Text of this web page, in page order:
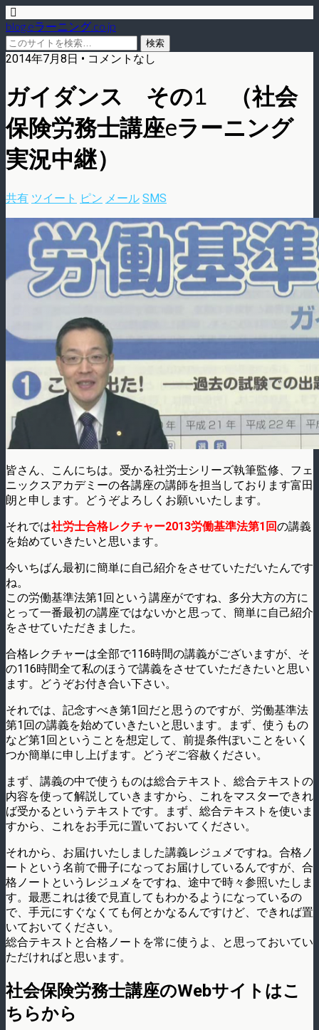
blog.eラーニング.co.jp
2014年7月8日 • コメントなし
ガイダンス その1 （社会
保険労務士講座eラーニング
実況中継）
共有 ツイート ピン メール SMS
皆さん、こんにちは。受かる社労士シリーズ執筆監修、フェ
ニックスアカデミーの各講座の講師を担当しております富田
朗と申します。どうぞよろしくお願いいたします。
それでは社労士合格レクチャー2013労働基準法第1回の講義
を始めていきたいと思います。
今いちばん最初に簡単に自己紹介をさせていただいたんです
ね。
この労働基準法第1回という講座がですね、多分大方の方に
とって一番最初の講座ではないかと思って、簡単に自己紹介
をさせていただきました。
合格レクチャーは全部で116時間の講義がございますが、そ
の116時間全て私のほうで講義をさせていただきたいと思い
ます。どうぞお付き合い下さい。
それでは、記念すべき第1回だと思うのですが、労働基準法
第1回の講義を始めていきたいと思います。まず、使うもの
など第1回ということを想定して、前提条件ぽいことをいく
つか簡単に申し上げます。どうぞご容赦ください。
まず、講義の中で使うものは総合テキスト、総合テキストの
内容を使って解説していきますから、これをマスターできれ
ば受かるというテキストです。まず、総合テキストを使いま
すから、これをお手元に置いておいてください。
それから、お届けいたしました講義レジュメですね。合格ノ
ートという名前で冊子になってお届けしているんですが、合
格ノートというレジュメをですね、途中で時々参照いたしま
す。最悪これは後で見直してもわかるようになっているの
で、手元にすぐなくても何とかなるんですけど、できれば置
いておいてください。
総合テキストと合格ノートを常に使うよ、と思っておいてい
ただければと思います。
社会保険労務士講座のWebサイトはこ
ちらから